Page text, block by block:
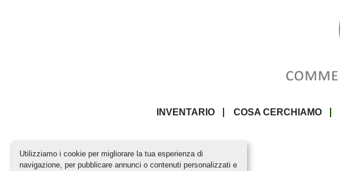
Utilizziamo i cookie per migliorare la tua esperienza di
navigazione, per pubblicare annunci o contenuti personalizzati e
INVENTARIO COSA CERCHIAMO